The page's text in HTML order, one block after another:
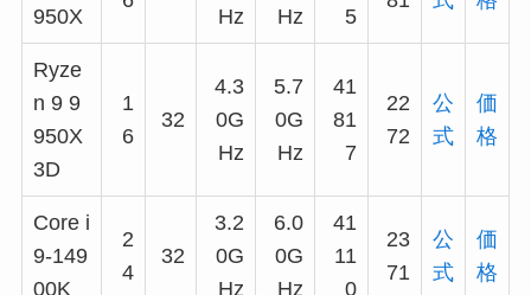
950X
Hz
Hz
5
Ryze
n 9 9
950X
3D
1
6
32
4.3
0G
Hz
5.7
0G
Hz
41
81
7
22
72
公
式
価
格
Core i
9-149
00K
2
4
32
3.2
0G
Hz
6.0
0G
Hz
41
11
0
23
71
公
式
価
格